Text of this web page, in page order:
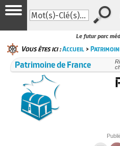
Le futur parc
Vous êtes ici :Accueil >
Patrimoine de France